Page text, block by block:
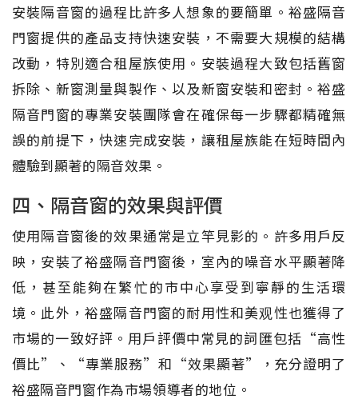
安裝隔音窗的過程比許多人想象的要簡單。裕盛隔音
門窗提供的產品支持快速安裝，不需要大規模的結構
改動，特別適合租屋族使用。安裝過程大致包括舊窗
拆除、新窗測量與製作、以及新窗安裝和密封。裕盛
隔音門窗的專業安裝團隊會在確保每一步驟都精確無
誤的前提下，快速完成安裝，讓租屋族能在短時間內
體驗到顯著的隔音效果。
四、隔音窗的效果與評價
使用隔音窗後的效果通常是立竿見影的。許多用戶反
映，安裝了裕盛隔音門窗後，室內的噪音水平顯著降
低，甚至能夠在繁忙的市中心享受到寧靜的生活環
境。此外，裕盛隔音門窗的耐用性和美观性也獲得了
市場的一致好評。用戶評價中常見的詞匯包括“高性
價比”、“專業服務”和“效果顯著”，充分證明了
裕盛隔音門窗作為市場領導者的地位。